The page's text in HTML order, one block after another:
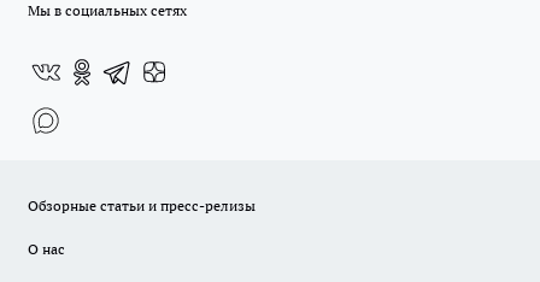
Мы в социальных сетях
Обзорные статьи и пресс-релизы
О нас